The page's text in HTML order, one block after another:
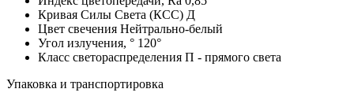
Кривая Силы Света (КСС) Д
Цвет свечения Нейтрально-белый
Угол излучения, ° 120°
Класс светораспределения П - прямого света
Упаковка и транспортировка